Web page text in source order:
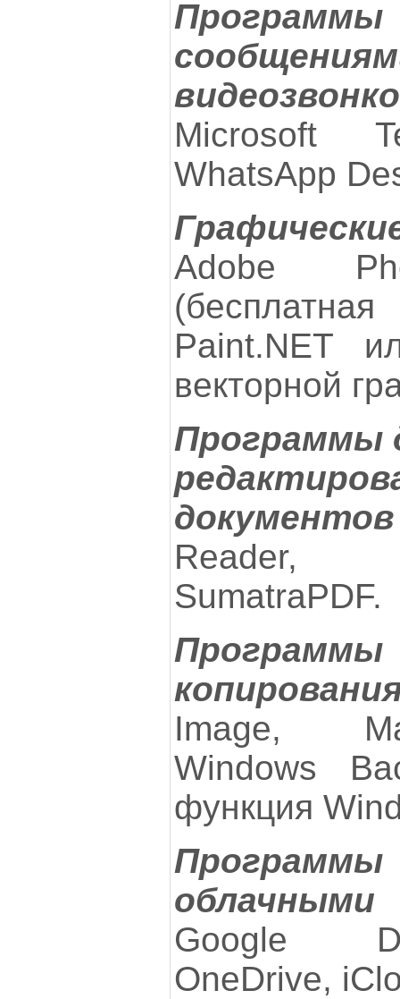
Microsoft
WhatsApp
Adobe
Paint.NET
векторной
Программы
документов
Reader,
SumatraPDF.
Программы
Image,
Windows
функция
облачными
Google
OneDrive,